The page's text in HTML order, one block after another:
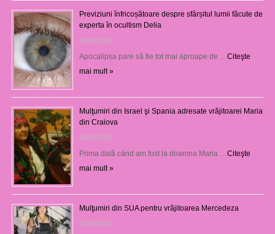
Previziuni înfricoșătoare despre sfârșitul lumii făcute de
experta în ocultism Delia
08/08/2026
Apocalipsa pare să fie tot mai aproape de … Citeşte
mai mult »
Mulţumiri din Israel şi Spania adresate vrăjitoarei Maria
din Craiova
08/08/2026
Prima dată când am fost la doamna Maria … Citeşte
mai mult »
Mulţumiri din SUA pentru vrăjitoarea Mercedeza
08/08/2026